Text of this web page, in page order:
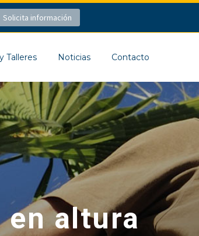
Solicita información
Talleres Noticias Contacto
altura